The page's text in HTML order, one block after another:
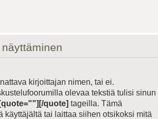
kirjoittajan nimen, tai ei.
olevaa tekstiä tulisi sinun
[quote=""][/quote] tageilla. Tämä
käyttäjältä tai laittaa siihen otsikoksi mitä